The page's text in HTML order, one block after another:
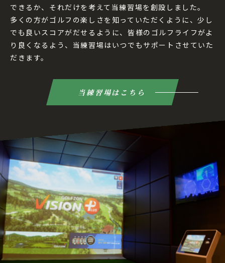
できるか、それだけを考えて当練習場を創設しました。
多くの方がゴルフの楽しさを知っていただくように、少し
でも良いスコアがだせるように、皆様のゴルフライフがよ
り良くなるよう、当練習場はいつでもサポートさせていた
だきます。
当練習場はこちら